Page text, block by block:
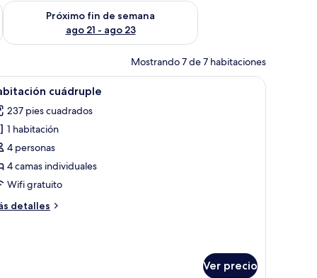
semana ago 14 - ago 16
Próximo fin de semana
ago 21 - ago 23
Consulta la disponibilidad para el próximo fin de semana
Mostrando 7 de 7 habitaciones
gratis Edredón, escritorio, insonorización y wifi
4 cuádruple
237 pies cuadrados
1 habitación
4 personas
4 camas individuales
Wifi gratuito
detalles
Ver precio